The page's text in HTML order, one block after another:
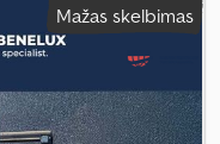
paketą
Mažas skelbimas